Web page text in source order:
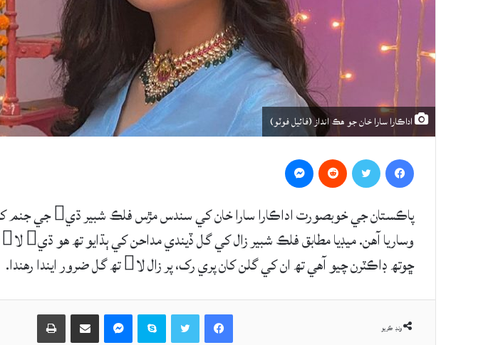
اداڪارا سارا خان جو هڪ انداز (فائيل فوٽو)
ڇوتھ ڊاڪٽرن چيو آهي تھ ان کي گلن کان پري رک، پر زال لا تھ گل ضرور ايندا رهندا.
ونڊ ڪريو
Facebook
Skype حصيداري ڪريو اي ميل ذريعي